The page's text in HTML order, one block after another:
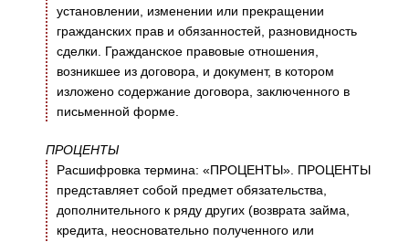
установлении, изменении или прекращении
гражданских прав и обязанностей, разновидность
сделки. Гражданское правовые отношения,
возникшее из договора, и документ, в котором
изложено содержание договора, заключенного в
письменной форме.
ПРОЦЕНТЫ
Расшифровка термина: «ПРОЦЕНТЫ». ПРОЦЕНТЫ
представляет собой предмет обязательства,
дополнительного к ряду других (возврата займа,
кредита, неосновательно полученного или